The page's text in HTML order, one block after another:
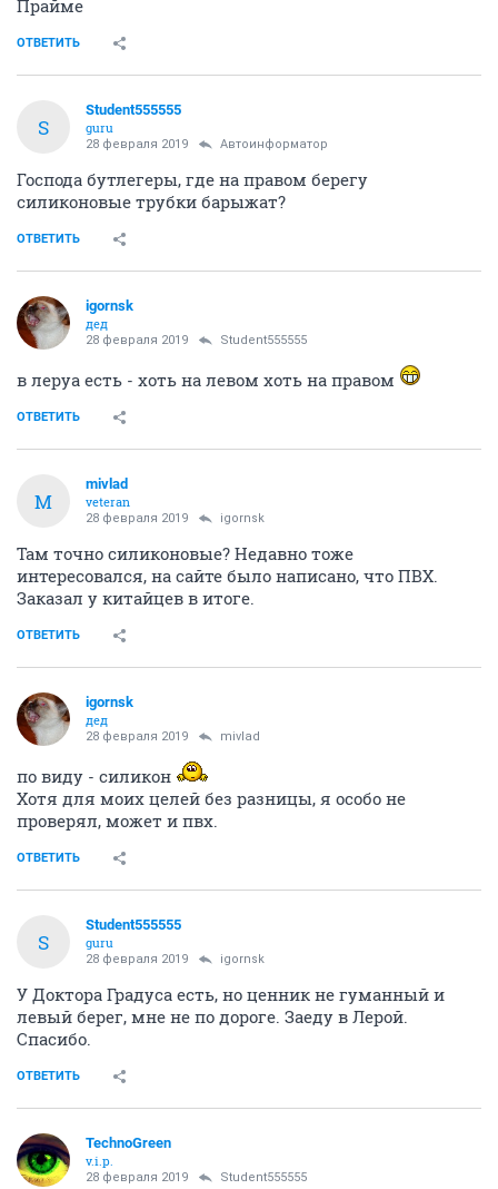
Прайме
ОТВЕТИТЬ
S
Student555555
guru
28 февраля 2019 Автоинформатор
Господа бутлегеры, где на правом берегу
силиконовые трубки барыжат?
ОТВЕТИТЬ
igornsk
дед
28 февраля 2019 Student555555
в леруа есть - хоть на левом хоть на правом
ОТВЕТИТЬ
M
mivlad
veteran
28 февраля 2019 igornsk
Там точно силиконовые? Недавно тоже
интересовался, на сайте было написано, что ПВХ.
Заказал у китайцев в итоге.
ОТВЕТИТЬ
igornsk
дед
28 февраля 2019 mivlad
по виду - силикон
Хотя для моих целей без разницы, я особо не
проверял, может и пвх.
ОТВЕТИТЬ
S
Student555555
guru
28 февраля 2019 igornsk
У Доктора Градуса есть, но ценник не гуманный и
левый берег, мне не по дороге. Заеду в Лерой.
Спасибо.
ОТВЕТИТЬ
TechnoGreen
v.i.p.
28 февраля 2019 Student555555